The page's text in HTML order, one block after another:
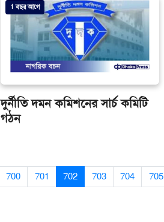
1 বছর আগে
দুর্নীতি দমন কমিশনের সার্চ কমিটি
গঠন
700 701 702 703 704 705